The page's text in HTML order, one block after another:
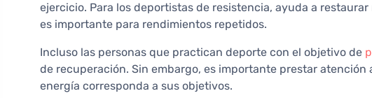
ejercicio. Para los deportistas de resistencia, ayuda a
es importante para rendimientos repetidos.
Incluso las personas que practican deporte con el objetivo de
de recuperación. Sin embargo, es importante prestar atención
energía corresponda a sus objetivos.